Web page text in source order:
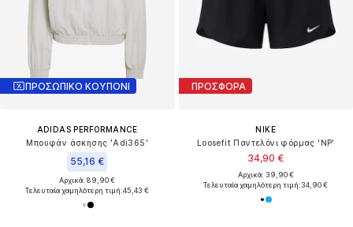
ΠΡΟΣΩΠΙΚΟ ΚΟΥΠΟΝΙ
ADIDAS PERFORMANCE
Μπουφάν άσκησης 'Adi365'
55,16 €
Αρχικά: 89,90 €
Τελευταία χαμηλότερη τιμή:45,43 €
ΠΡΟΣΦΟΡΑ
NIKE
Loosefit Παντελόνι φόρμας 'NP'
34,90 €
Αρχικά: 39,90 €
Τελευταία χαμηλότερη τιμή:34,90 €